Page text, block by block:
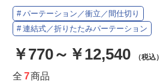
パーテーション／衝立／間仕切り
連結式／折りたたみパーテーション
￥770～￥12,540 （税込）
全 7商品